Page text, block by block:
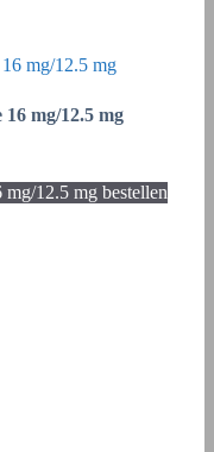
mg/12.5 mg
12.5 mg bestellen